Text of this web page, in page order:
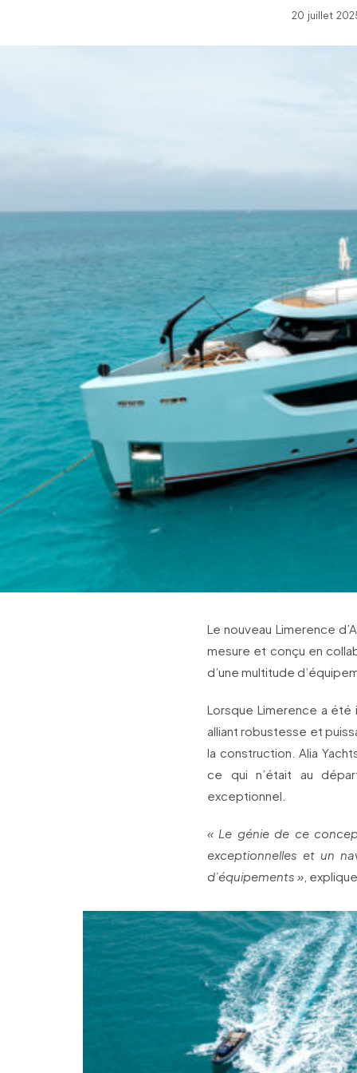
20 juillet
Le nouveau Limerence
mesure et conçu en
d’une multitude
Lorsque Limerence a été
alliant robustesse et
la construction. Alia
ce qui n’était au
exceptionnel.
« Le génie de ce
exceptionnelles et un
d’équipements » ,